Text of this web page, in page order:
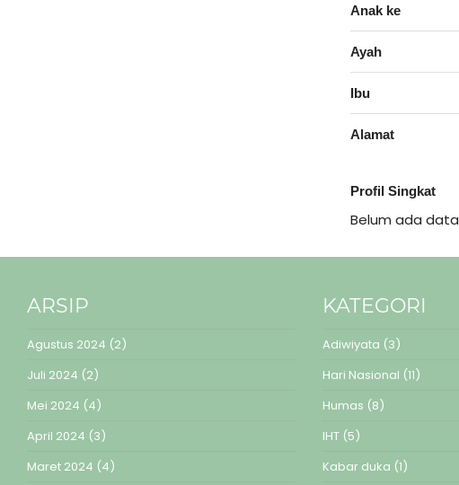
Anak ke
Ayah
Ibu
Alamat
Profil Singkat
Belum ada data
ARSIP
Agustus 2024 (2)
Juli 2024 (2)
Mei 2024 (4)
April 2024 (3)
Maret 2024 (4)
KATEGORI
Adiwiyata (3)
Hari Nasional (11)
Humas (8)
IHT(5)
Kabar duka (1)